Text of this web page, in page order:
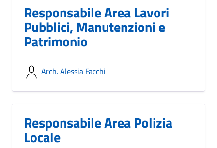
Responsabile Area Lavori
Pubblici, Manutenzioni e
Patrimonio
Arch. Alessia Facchi
Responsabile Area Polizia
Locale